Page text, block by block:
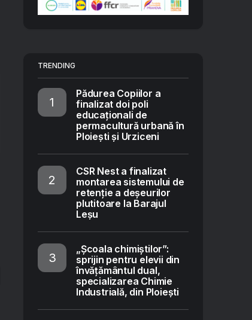
TRENDING
Pădurea Copiilor a
finalizat doi poli
educaționali de
permacultură urbană în
Ploiești și Urziceni
CSR Nest a finalizat
montarea sistemului de
retenție a deșeurilor
plutitoare la Barajul
Leșu
„Școala chimiștilor”:
sprijin pentru elevii din
învățământul dual,
specializarea Chimie
Industrială, din Ploiești